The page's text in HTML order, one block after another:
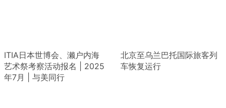
ITIA日本世博会、濑户内海
艺术祭考察活动报名 | 2025
年7月 | 与美同行
北京至乌兰巴托国际旅客列
车恢复运行